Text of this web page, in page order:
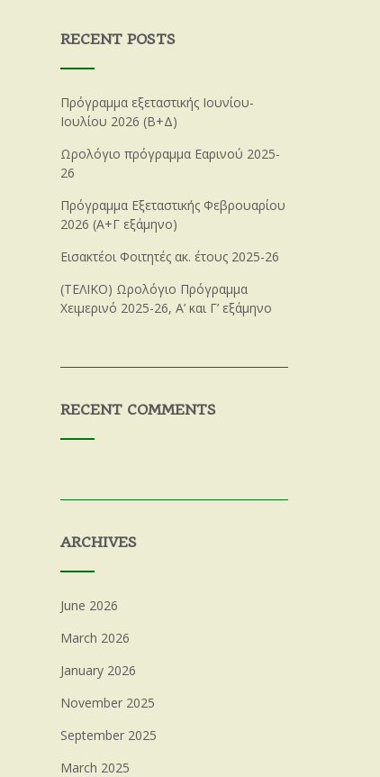
RECENT POSTS
Πρόγραμμα εξεταστικής Ιουνίου-
Ιουλίου 2026 (Β+Δ)
Ωρολόγιο πρόγραμμα Εαρινού 2025-
26
Πρόγραμμα Εξεταστικής Φεβρουαρίου
2026 (Α+Γ εξάμηνο)
Εισακτέοι Φοιτητές ακ. έτους 2025-26
(ΤΕΛΙΚΟ) Ωρολόγιο Πρόγραμμα
Χειμερινό 2025-26, Α’ και Γ’ εξάμηνο
RECENT COMMENTS
ARCHIVES
June 2026
March 2026
January 2026
November 2025
September 2025
March 2025